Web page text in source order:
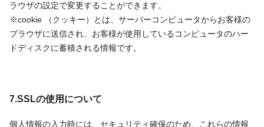
ラウザの設定で変更することができます。
※cookie （クッキー）とは、サーバーコンピュータからお客様の
ブラウザに送信され、お客様が使用しているコンピュータのハー
ドディスクに蓄積される情報です。
7.SSLの使用について
個人情報の入力時には、セキュリティ確保のため、これらの情報